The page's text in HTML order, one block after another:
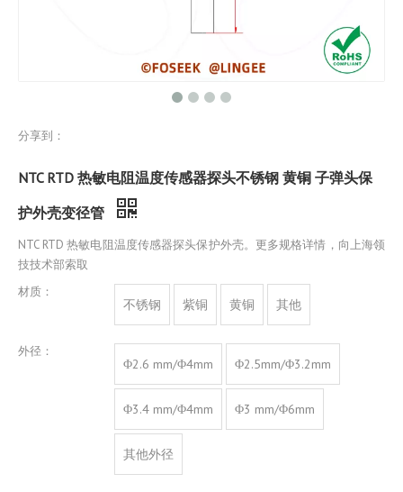
分享到：
NTC RTD 热敏电阻温度传感器探头不锈钢 黄铜 子弹头保
护外壳变径管
NTC RTD 热敏电阻温度传感器探头保护外壳。更多规格详情，向上海领
技技术部索取
材质：
不锈钢 紫铜 黄铜 其他
外径：
Φ2.6 mm/Φ4mm Φ2.5mm/Φ3.2mm
Φ3.4 mm/Φ4mm Φ3 mm/Φ6mm
其他外径